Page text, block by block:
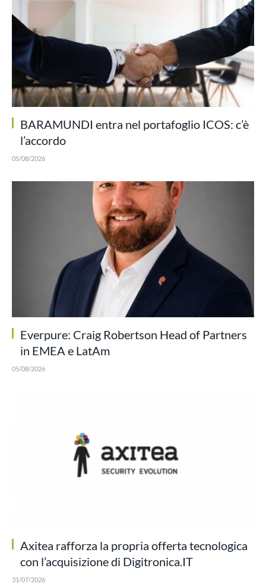
BARAMUNDI entra nel portafoglio ICOS: c’è
l’accordo
05/08/2026
Everpure: Craig Robertson Head of Partners
in EMEA e LatAm
05/08/2026
Axitea rafforza la propria offerta tecnologica
con l’acquisizione di Digitronica.IT
31/07/2026